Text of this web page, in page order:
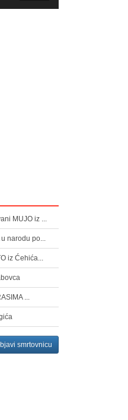
Gore/Dole
MUJO iz ...
narodu po...
iz Ćehića...
...
smrtovnicu